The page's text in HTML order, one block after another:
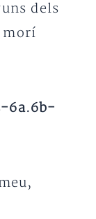
dels
morí
6a.6b-